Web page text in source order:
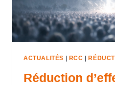
ACTUALITÉS | RCC |
Réduction